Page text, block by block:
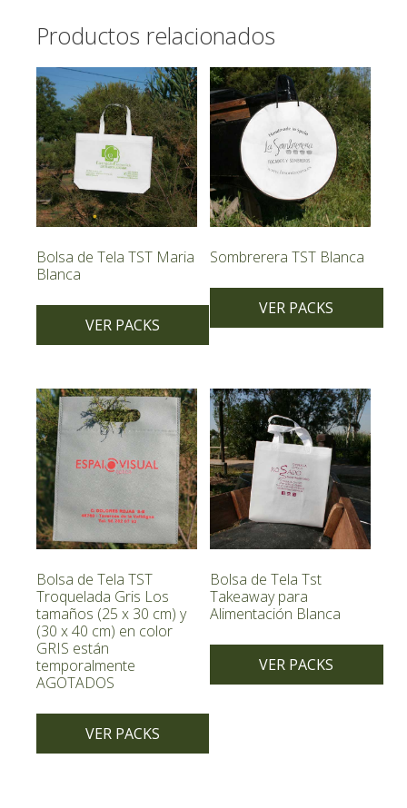
Productos relacionados
Bolsa de Tela TST Maria
Blanca
VER PACKS
tiene
múltiples
variantes.
Las
opciones
se
pueden
elegir
en
la
página
de
producto
Sombrerera TST Blanca
VER PACKS
múltiples
variantes.
Las
opciones
se
pueden
elegir
en
la
página
de
producto
Bolsa de Tela TST
Troquelada Gris Los
tamaños (25 x 30 cm) y
(30 x 40 cm) en color
GRIS están
temporalmente
AGOTADOS
VER PACKS
Bolsa de Tela Tst
Takeaway para
Alimentación Blanca
VER PACKS